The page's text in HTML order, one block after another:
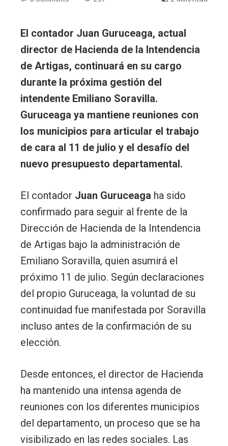
El contador Juan Guruceaga, actual
director de Hacienda de la Intendencia
de Artigas, continuará en su cargo
durante la próxima gestión del
intendente Emiliano Soravilla.
Guruceaga ya mantiene reuniones con
los municipios para articular el trabajo
de cara al 11 de julio y el desafío del
nuevo presupuesto departamental.
El contador Juan Guruceaga ha sido
confirmado para seguir al frente de la
Dirección de Hacienda de la Intendencia
de Artigas bajo la administración de
Emiliano Soravilla, quien asumirá el
próximo 11 de julio. Según declaraciones
del propio Guruceaga, la voluntad de su
continuidad fue manifestada por Soravilla
incluso antes de la confirmación de su
elección.
Desde entonces, el director de Hacienda
ha mantenido una intensa agenda de
reuniones con los diferentes municipios
del departamento, un proceso que se ha
visibilizado en las redes sociales. Las